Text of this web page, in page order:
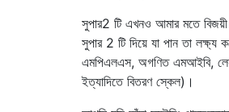
সুপার2 টি এখনও আমার মতে
সুপার 2 টি দিয়ে যা পান তা
এমপিএলএস, অগণিত এমআইবি,
ইত্যাদিতে বিতরণ স্কেল)।